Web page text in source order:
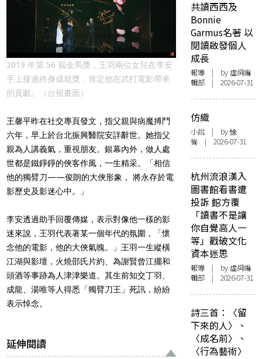
2019 年第 56 屆金馬獎，王羽兩位女兒在李安
手上接過終身成就獎，肯定他在武打電影帶來
的貢獻。（台視畫面）
王馨平昨在社交專頁發文，指父親與病魔搏鬥
六年，早上於台北振興醫院安詳辭世。她指父
親為人講義氣，重視朋友。銀幕內外，做人處
世都是鐵錚錚的俠客作風，一生精采。「相信
他的獨臂刀——俊朗的大俠形象， 將永存於電
影歷史及影迷心中。」
李安透過助手回覆傳媒，表示對像他一樣的影
迷來說，王羽代表著某一個年代的氛圍，「懷
念他的電影，他的大俠氣魄。」王羽一生縱橫
江湖與影壇，火燒邵氏片約、為謝賢曾江擺和
頭酒等事跡為人津津樂道。其生前知交丁羽、
成龍、湯唯等人得悉「獨臂刀王」死訊，紛紛
表示悼念。
延伸閱讀
共讀西西及
Bonnie
Garmus名著 以
閱讀啟發個人
成長
報導 | by 虛詞編
輯部 | 2026-07-31
仿織
小說 | by 悇
愉 | 2026-07-31
杭州流浪漢入
圖書館看書遭
投訴 館方覆
「讀書不是讓
你自覺高人一
等」戳破文化
資本迷思
報導 | by 虛詞編
輯部 | 2026-07-31
詩三首：〈留
下來的人〉、
〈成名前〉、
〈行為藝術〉